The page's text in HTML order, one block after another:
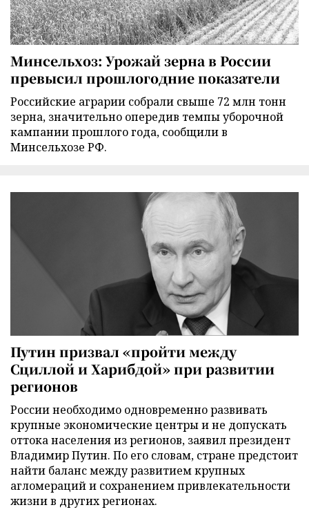
Минсельхоз: Урожай зерна в России
превысил прошлогодние показатели
Российские аграрии собрали свыше 72 млн тонн
зерна, значительно опередив темпы уборочной
кампании прошлого года, сообщили в
Минсельхозе РФ.
Путин призвал «пройти между
Сциллой и Харибдой» при развитии
регионов
России необходимо одновременно развивать
крупные экономические центры и не допускать
оттока населения из регионов, заявил президент
Владимир Путин. По его словам, стране предстоит
найти баланс между развитием крупных
агломераций и сохранением привлекательности
жизни в других регионах.